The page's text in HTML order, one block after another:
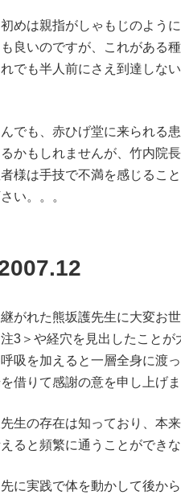
めは親指がしゃもじのよう
良いのですが、これがある
でも半人前にさえ到達しない
も、赤ひげ堂に来られる
かもしれませんが、竹内院
様は手技で不満を感じるこ
い。。。
がれた熊坂護先生に大変お
3＞や経穴を見出したこと
吸を加えると一層全身に渡
借りて感謝の意を申し上げま
生の存在は知っており、本
ると頻繁に通うことができ
に実践で体を動かして後か